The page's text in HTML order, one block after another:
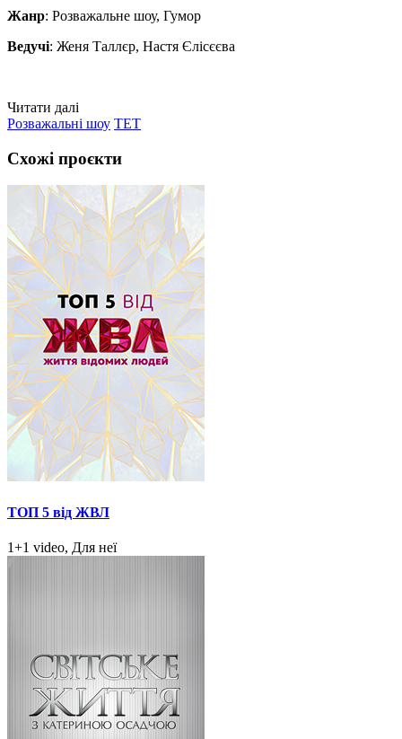
Жанр: Розважальне шоу, Гумор
Ведучі: Женя Таллєр, Настя Єлісєєва
Читати далі
Розважальні шоу ТЕТ
Схожі проєкти
ТОП 5 від ЖВЛ
1+1 video, Для неї